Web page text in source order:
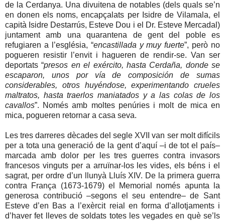
de la Cerdanya. Una divuitena de notables (dels quals se’n
en donen els noms, encapçalats per Isidre de Vilamala, el
capità Isidre Destarrús, Esteve Dou i el Dr. Esteve Mercadal)
juntament amb una quarantena de gent del poble es
refugiaren a l’església, “encastillada y muy fuerte”, però no
pogueren resistir l’envit i hagueren de rendir-se. Van ser
deportats “presos en el exército, hasta Cerdaña, donde se
escaparon, unos por vía de composición de sumas
considerables, otros huyéndose, experimentando crueles
maltratos, hasta traerlos maniatados y a las colas de los
cavallos”. Només amb moltes penúries i molt de mica en
mica, pogueren retornar a casa seva.
Les tres darreres dècades del segle XVII van ser molt difícils
per a tota una generació de la gent d’aquí –i de tot el país–
marcada amb dolor per les tres guerres contra invasors
francesos vinguts per a arruïnar-los les vides, els béns i el
sagrat, per ordre d’un llunyà Lluís XIV. De la primera guerra
contra França (1673-1679) el Memorial només apunta la
generosa contribució –segons el seu entendre– de Sant
Esteve d’en Bas a l’exèrcit reial en forma d’allotjaments i
d’haver fet lleves de soldats totes les vegades en què se’ls